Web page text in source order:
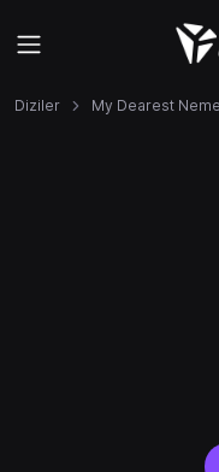
Diziler My Dearest